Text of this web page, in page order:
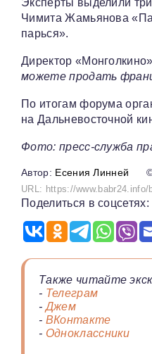
Эксперты выделили
Чимита Жамьянова
парься».
Директор
можете продать
По итогам форума
на Дальневосточной
Фото: пресс-служба
Есения Линней
URL: https://www.babr24.info/
Поделиться в соцсетях:
Также читайте
- Телеграм
-Джем
- ВКонтакте
- Одноклассники